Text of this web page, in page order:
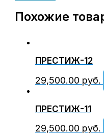
Похожие
ПРЕСТИЖ-12
29,500.00 руб.
ПРЕСТИЖ-11
29,500.00 руб.